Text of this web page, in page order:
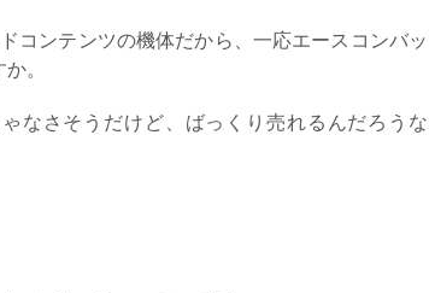
コンテンツの機体だから、一応エースコンバッ
。
なさそうだけど、ばっくり売れるんだろうな